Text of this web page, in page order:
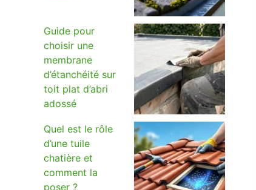
Guide pour
choisir une
membrane
d’étanchéité sur
toit plat d’abri
adossé
Quel est le rôle
d’une tuile
chatière et
comment la
poser ?